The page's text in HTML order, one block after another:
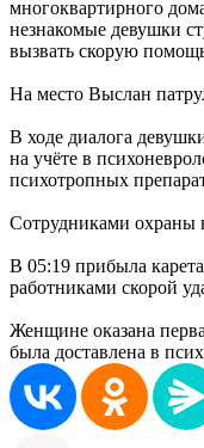
многоквартирного
незнакомые девушки
вызвать скорую
На место Выслан
В ходе диалога
на учёте в
психотропных
Сотрудниками охраны
В 05:19 прибыла
работниками скорой
Женщине оказана
была доставлена в